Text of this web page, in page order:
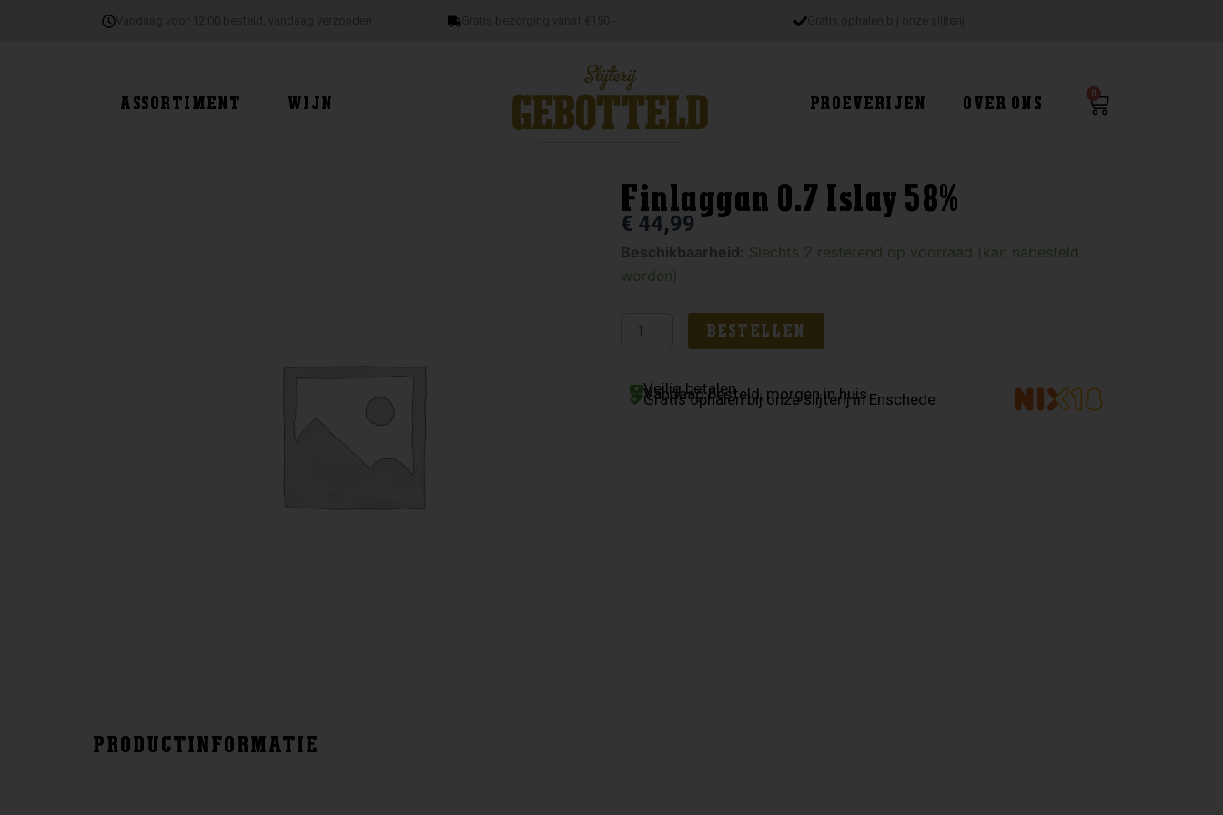
ASSORTIMENT WIJN PROEVERIJEN OVER ONS
0
Winkelwagen
Finlaggan 0.7 Islay 58%
€ 44,99
Beschikbaarheid: Slechts 2 resterend op voorraad (kan nabesteld
worden)
Finlaggan
0.7
58%
BESTELLEN
Veilig betalen
Vandaag besteld, morgen in huis
Gratis ophalen bij onze slijterij in Enschede
PRODUCTINFORMATIE